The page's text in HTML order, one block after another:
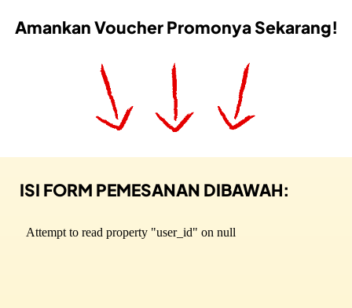
Amankan Voucher Promonya Sekarang!
ISI FORM PEMESANAN DIBAWAH: